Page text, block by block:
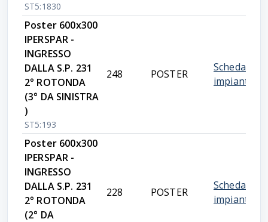
ST5:1830
Poster 600x300
IPERSPAR -
INGRESSO
DALLA S.P. 231
2° ROTONDA
(3° DA SINISTRA
)
ST5:193
248 POSTER
Scheda
impianto
Poster 600x300
IPERSPAR -
INGRESSO
DALLA S.P. 231
2° ROTONDA
(2° DA
228 POSTER
Scheda
impianto